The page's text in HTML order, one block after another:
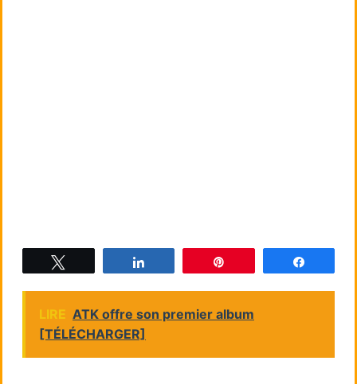
LIRE ATK offre son premier album
[TÉLÉCHARGER]